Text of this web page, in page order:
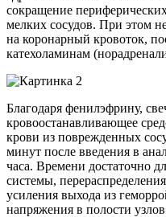
сокращение
мелких сосудов. При этом
на коронарный кровоток,
катехоламинам
Благодаря фенилэфрину,
кровоостанавливающее
крови из поврежденных
минут после введения в
часа. Времени достаточно
системы,
усиления выхода из
напряжения в полости